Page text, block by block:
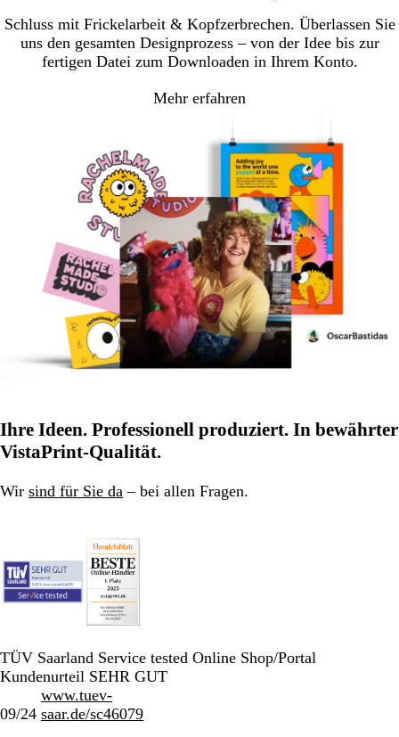
Schluss mit Frickelarbeit & Kopfzerbrechen. Überlassen Sie
uns den gesamten Designprozess – von der Idee bis zur
fertigen Datei zum Downloaden in Ihrem Konto.
Mehr erfahren
Ihre Ideen. Professionell produziert. In bewährter
VistaPrint-Qualität.
Wir sind für Sie da – bei allen Fragen.
TÜV Saarland Service tested Online Shop/Portal
Kundenurteil SEHR GUT
09/24
www.tuev-
saar.de/sc46079